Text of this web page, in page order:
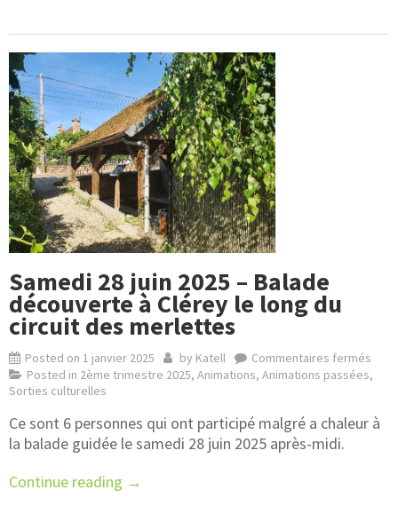
Samedi 28 juin 2025 – Balade
découverte à Clérey le long du
circuit des merlettes
Posted on 1 janvier 2025 by Katell
Commentaires fermés
Posted in 2ème trimestre 2025, Animations, Animations passées,
Sorties culturelles
Ce sont 6 personnes qui ont participé malgré a chaleur à
la balade guidée le samedi 28 juin 2025 après-midi.
Continue reading →